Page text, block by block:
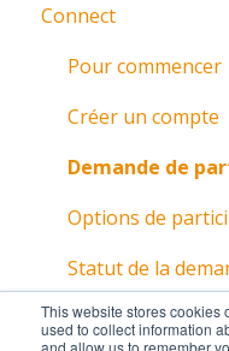
This website stores cookies
used to collect information
and allow us to remember
Connect
Pour commencer
Créer un compte
Demande de
Options de
Statut de la